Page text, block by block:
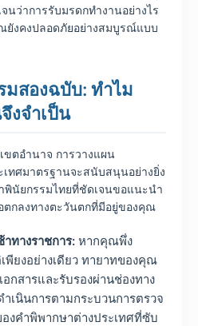
ว่าการรับมรดกทำงานอย่างไร
ยังคงปลอดภัยอย่างสมบูรณ์แบบ
มสองฉบับ: ทำไม
งจำเป็น
ตอำนาจ การวางแผน
เทศมาตรฐานจะสนับสนุนอย่างยิ่ง
นัยกรรมไทยที่ชัดเจนขอแนะนำ
ตกลงทางตะวันตกที่มีอยู่ของคุณ
ทางราชการ: หากคุณพึ่ง
พียงอย่างเดียว ทายาทของคุณ
กสารและรับรองผ่านช่องทาง
เนินการตามกระบวนการตรวจ
งคำพิพากษาต่างประเทศที่ซับ